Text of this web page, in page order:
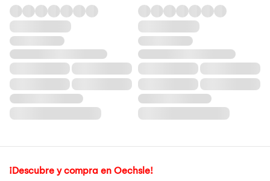
¡Descubre y compra en Oechsle!